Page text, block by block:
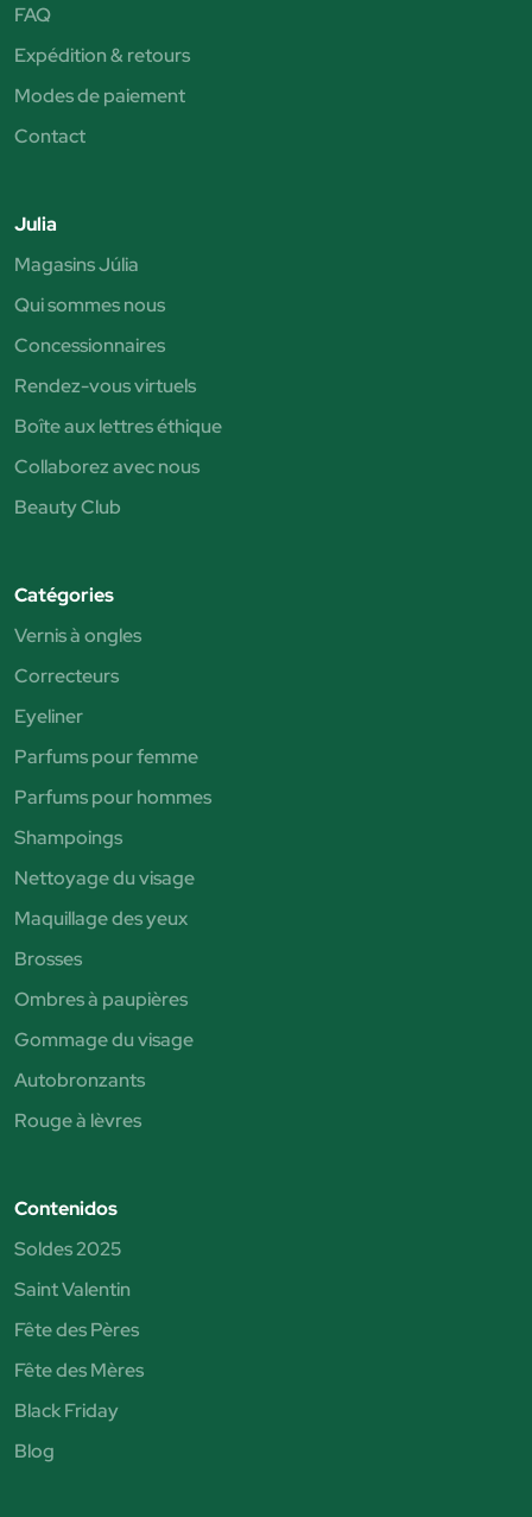
FAQ
Expédition & retours
Modes de paiement
Contact
Julia
Magasins Júlia
Qui sommes nous
Concessionnaires
Rendez-vous virtuels
Boîte aux lettres éthique
Collaborez avec nous
Beauty Club
Catégories
Vernis à ongles
Correcteurs
Eyeliner
Parfums pour femme
Parfums pour hommes
Shampoings
Nettoyage du visage
Maquillage des yeux
Brosses
Ombres à paupières
Gommage du visage
Autobronzants
Rouge à lèvres
Contenidos
Soldes 2025
Saint Valentin
Fête des Pères
Fête des Mères
Black Friday
Blog